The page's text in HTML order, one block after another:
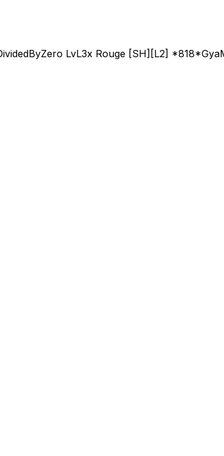
LvL3x Rouge [SH][L2]